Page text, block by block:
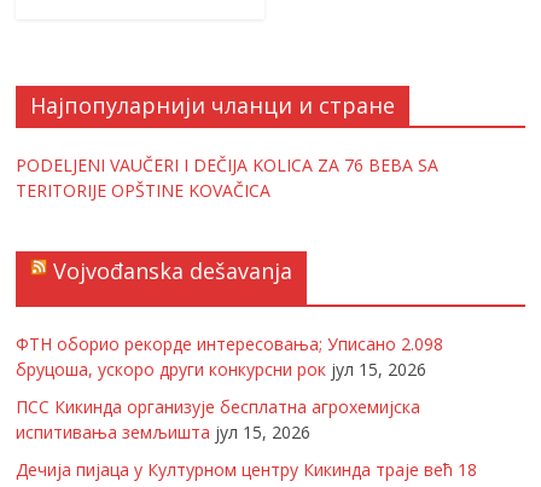
Најпопуларнији чланци и стране
PODELJENI VAUČERI I DEČIJA KOLICA ZA 76 BEBA SA
TERITORIJE OPŠTINE KOVAČICA
Vojvođanska dešavanja
ФТН оборио рекорде интересовања; Уписано 2.098
бруцоша, ускоро други конкурсни рок јул 15, 2026
ПСС Кикинда организује бесплатна агрохемијска
испитивања земљишта јул 15, 2026
Дечија пијаца у Културном центру Кикинда траје већ 18